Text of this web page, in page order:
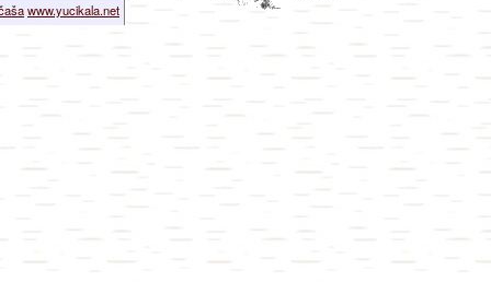
www.yucikala.net